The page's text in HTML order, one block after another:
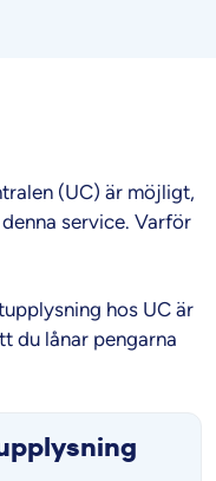
(UC) är möjligt,
service. Varför
hos UC är
du lånar pengarna